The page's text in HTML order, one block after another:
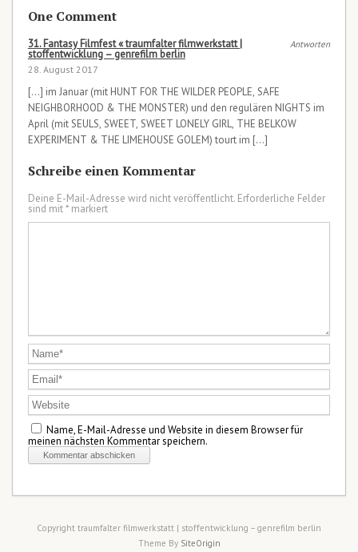
One Comment
Antworten
31. Fantasy Filmfest « traumfalter filmwerkstatt |
stoffentwicklung – genrefilm berlin
28. August 2017
[…] im Januar (mit HUNT FOR THE WILDER PEOPLE, SAFE
NEIGHBORHOOD & THE MONSTER) und den regulären NIGHTS im
April (mit SEULS, SWEET, SWEET LONELY GIRL, THE BELKOW
EXPERIMENT & THE LIMEHOUSE GOLEM) tourt im […]
Schreibe einen Kommentar
Deine E-Mail-Adresse wird nicht veröffentlicht. Erforderliche Felder
sind mit*markiert
Name, E-Mail-Adresse und Website in diesem Browser für
meinen nächsten Kommentar speichern.
Copyright traumfalter filmwerkstatt | stoffentwicklung – genrefilm berlin
Theme By SiteOrigin